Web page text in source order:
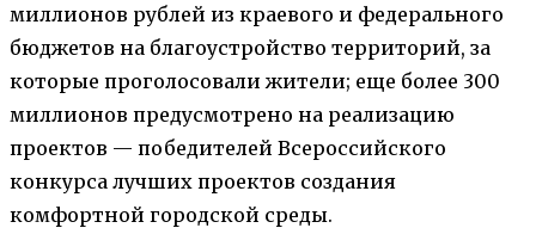
миллионов рублей из краевого и федерального
бюджетов на благоустройство территорий, за
которые проголосовали жители; еще более 300
миллионов предусмотрено на реализацию
проектов — победителей Всероссийского
конкурса лучших проектов создания
комфортной городской среды.